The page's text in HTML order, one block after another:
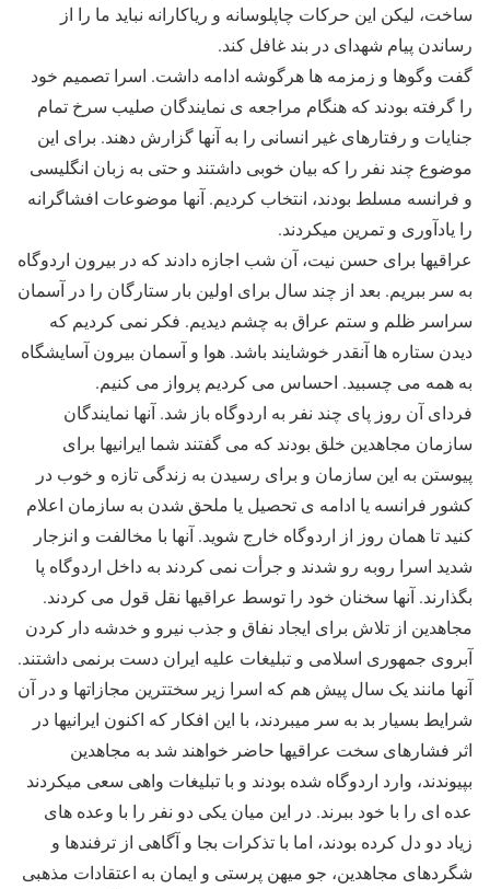
ساخت، لیکن این حرکات چاپلوسانه و ریاکارانه نباید ما را از
رساندن پیام شهدای در بند غافل کند.
گفت وگوها و زمزمه ها هرگوشه ادامه داشت. اسرا تصمیم خود
را گرفته بودند که هنگام مراجعه ی نمایندگان صلیب سرخ تمام
جنایات و رفتارهای غیر انسانی را به آنها گزارش دهند. برای این
موضوع چند نفر را که بیان خوبی داشتند و حتی به زبان انگلیسی
و فرانسه مسلط بودند، انتخاب کردیم. آنها موضوعات افشاگرانه
را یادآوری و تمرین میکردند.
عراقیها برای حسن نیت، آن شب اجازه دادند که در بیرون اردوگاه
به سر ببریم. بعد از چند سال برای اولین بار ستارگان را در آسمان
سراسر ظلم و ستم عراق به چشم دیدیم. فکر نمی کردیم که
دیدن ستاره ها آنقدر خوشایند باشد. هوا و آسمان بیرون آسایشگاه
به همه می چسبید. احساس می کردیم پرواز می کنیم.
فردای آن روز پای چند نفر به اردوگاه باز شد. آنها نمایندگان
سازمان مجاهدین خلق بودند که می گفتند شما ایرانیها برای
پیوستن به این سازمان و برای رسیدن به زندگی تازه و خوب در
کشور فرانسه یا ادامه ی تحصیل یا ملحق شدن به سازمان اعلام
کنید تا همان روز از اردوگاه خارج شوید. آنها با مخالفت و انزجار
شدید اسرا روبه رو شدند و جرأت نمی کردند به داخل اردوگاه پا
بگذارند. آنها سخنان خود را توسط عراقیها نقل قول می کردند.
مجاهدین از تلاش برای ایجاد نفاق و جذب نیرو و خدشه دار کردن
آبروی جمهوری اسلامی و تبلیغات علیه ایران دست برنمی داشتند.
آنها مانند یک سال پیش هم که اسرا زیر سختترین مجازاتها و در آن
شرایط بسیار بد به سر میبردند، با این افکار که اکنون ایرانیها در
اثر فشارهای سخت عراقیها حاضر خواهند شد به مجاهدین
بپیوندند، وارد اردوگاه شده بودند و با تبلیغات واهی سعی میکردند
عده ای را با خود ببرند. در این میان یکی دو نفر را با وعده های
زیاد دو دل کرده بودند، اما با تذکرات بجا و آگاهی از ترفندها و
شگردهای مجاهدین، جو میهن پرستی و ایمان به اعتقادات مذهبی